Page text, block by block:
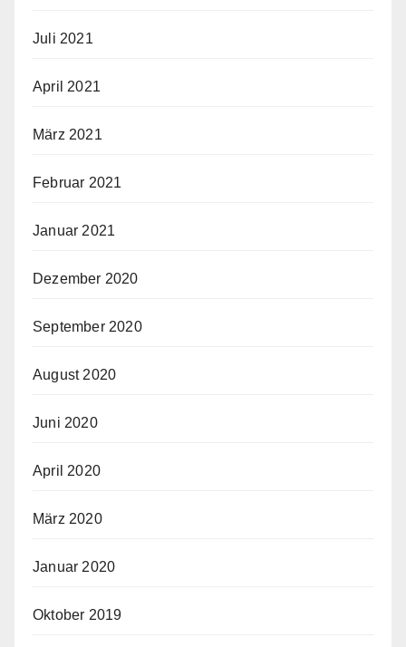
Juli 2021
April 2021
März 2021
Februar 2021
Januar 2021
Dezember 2020
September 2020
August 2020
Juni 2020
April 2020
März 2020
Januar 2020
Oktober 2019